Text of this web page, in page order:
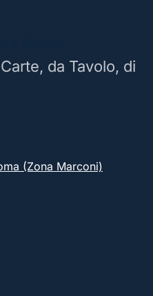
da Tavolo, di
(Zona Marconi)